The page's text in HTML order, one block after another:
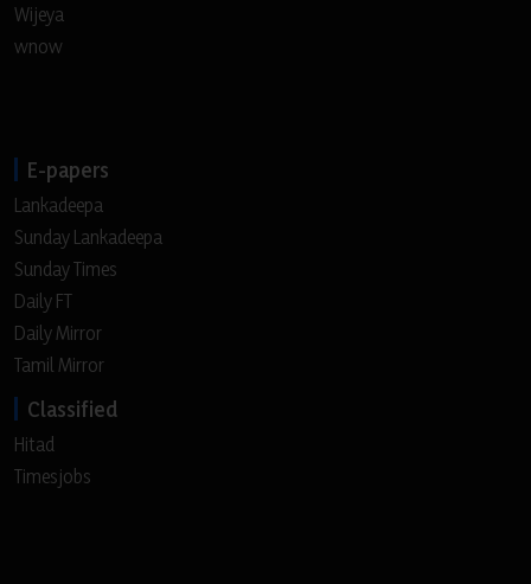
Wijeya
wnow
E-papers
Lankadeepa
Sunday Lankadeepa
Sunday Times
Daily FT
Daily Mirror
Tamil Mirror
Classified
Hitad
Timesjobs